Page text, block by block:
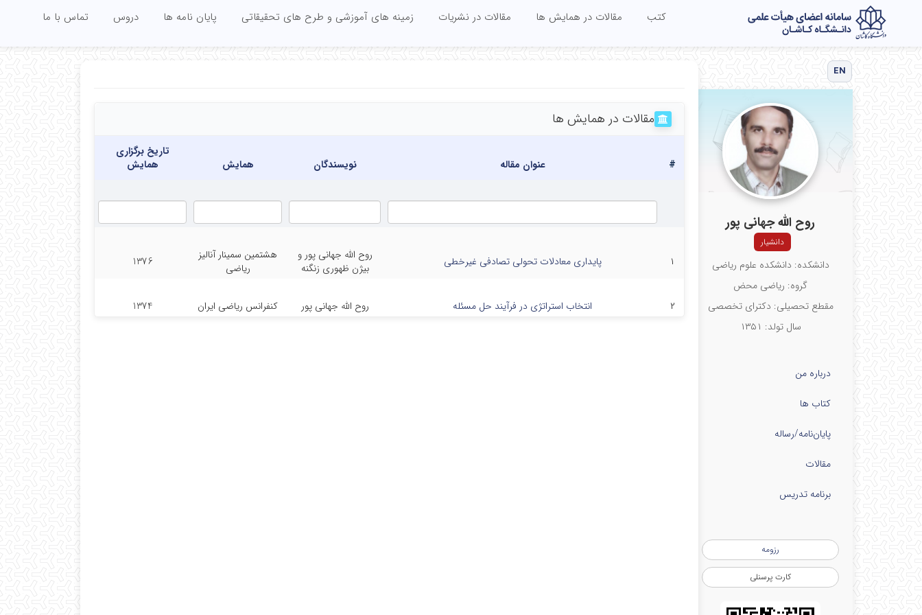
کتب مقالات در همایش ها مقالات در نشریات زمینه های آموزشی و طرح های تحقیقاتی پایان نامه ها دروس تماس با ما
EN
روح الله جهانی پور
دانشیار
دانشکده: دانشکده علوم ریاضی
گروه: ریاضی محض
مقطع تحصیلی: دکترای تخصصی
سال تولد: ۱۳۵۱
درباره من
کتاب ها
پایان‌نامه‌/رساله
مقالات
برنامه تدریس
رزومه
کارت پرسنلی
مقالات در همایش ها
# عنوان مقاله نویسندگان همایش
تاریخ برگزاری
همایش
۱ پایداری معادلات تحولی تصادفی غیرخطی
روح الله جهانی پور و
بیژن ظهوری زنگنه
هشتمین سمینار آنالیز
ریاضی
1376
۲ انتخاب استراتژی در فرآیند حل مسئله روح الله جهانی پور کنفرانس ریاضی ایران 1374